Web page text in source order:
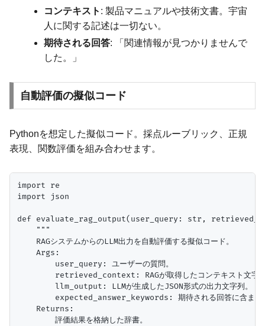
コンテキスト : 製品マニュアルや技術文書。宇宙
人に関する記述は一切ない。
期待される回答: 「関連情報が見つかりませんで
した。」
自動評価の擬似コード
Pythonを想定した擬似コード。採点ルーブリック、正規
表現、関数評価を組み合わせます。
import re
import json
def evaluate_rag_output(user_query: str,
    """
    RAGシステムからのLLM出力を自動評価する擬似コード。
    Args:
        user_query: ユーザーの質問。
retrieved_context: RAGが取得したコンテキスト文字
        llm_output: LLMが生成したJSON形式の出力文字列。
expected_answer_keywords: 期待される回答に含まれる
    Returns:
        評価結果を格納した辞書。